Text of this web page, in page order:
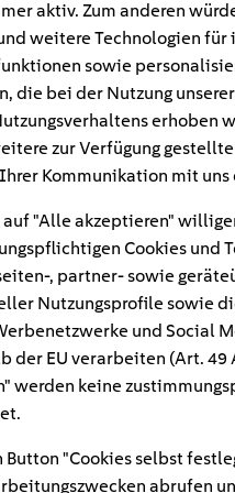
aktiv. Zum anderen
weitere Technologien
sowie
die bei der Nutzung
erhoben
zur Verfügung
Kommunikation mit
"Alle akzeptieren"
Cookies und
, partner- sowie
Nutzungsprofile sowie
und Social
der EU verarbeiten (Art. 49
werden keine
Button "Cookies selbst
abrufen